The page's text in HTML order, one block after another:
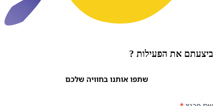
הפעילות ?
שתפו אותנו בחוויה שלכם